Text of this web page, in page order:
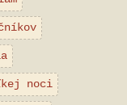
noci